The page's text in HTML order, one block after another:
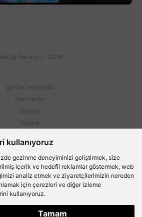
kullanıyoruz
gezinme deneyiminizi geliştirmek, size
içerik ve hedefli reklamlar göstermek, web
analiz etmek ve ziyaretçilerimizin nereden
için çerezleri ve diğer izleme
kullanıyoruz.
Tamam
Kartal Record © 2026
Şartlar ve Gizlilik
Partnerler
İletişim
Twitter
Beşiktaş'ın Medyası